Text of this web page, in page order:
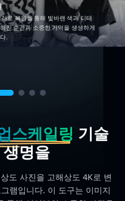
동영상 썸네일 화질 개선
동영상 썸네일은 시청자의 관심을 끌기 위한
요소입니다. 썸네일 이미지를 고화질로 만들
은 조회수를 유도할 수 있습니다.
스케일링 기술
명을
도 사진을 고해상도 4K로 변
램입니다. 이 도구는 이미지